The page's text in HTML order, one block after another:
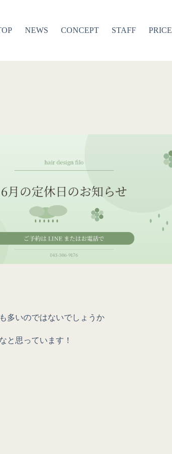
NEWS CONCEPT STAFF PRICE
多いのではないでしょうか
と思っています！